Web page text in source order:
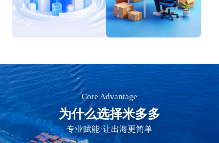
Core Advantage
为什么选择米多多
专业赋能·让出海更简单